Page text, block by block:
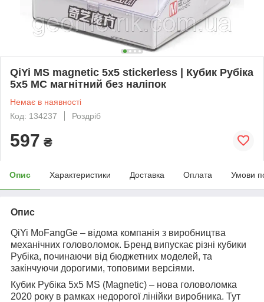
QiYi MS magnetic 5x5 stickerless | Кубик Рубіка
5x5 МС магнітний без наліпок
Немає в наявності
Код: 134237
Роздріб
597 ₴
Опис Характеристики Доставка Оплата Умови
Опис
QiYi MoFangGe – відома компанія з виробництва
механічних головоломок. Бренд випускає різні кубики
Рубіка, починаючи від бюджетних моделей, та
закінчуючи дорогими, топовими версіями.
Кубик Рубіка 5x5 MS (Magnetic) – нова головоломка
2020 року в рамках недорогої лінійки виробника. Тут